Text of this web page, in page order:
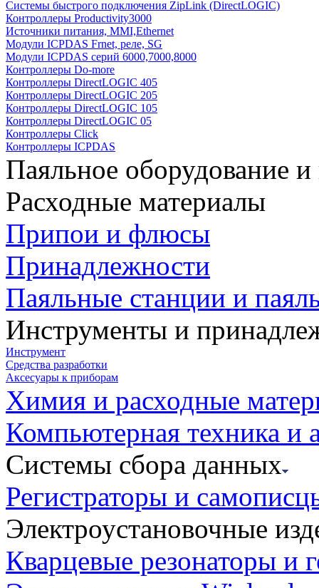
Системы быстрого подключения ZipLink (DirectLOGIC)
Контроллеры Productivity3000
Источники питания, MMI,Ethernet
Модули ICPDAS Frnet, реле, SG
Модули ICPDAS серий 6000,7000,8000
Контроллеры Do-more
Контроллеры DirectLOGIC 405
Контроллеры DirectLOGIC 205
Контроллеры DirectLOGIC 105
Контроллеры DirectLOGIC 05
Контроллеры Click
Контроллеры ICPDAS
Паяльное оборудование
Расходные материалы
Припои и флюсы
Принадлежности
Паяльные станции и
Инструменты и
Инструмент
Средства разработки
Аксесуары к приборам
Химия и расходные
Компьютерная техника и
Системы сбора данных
Регистраторы и
Электроустановочные
Кварцевые резонаторы и